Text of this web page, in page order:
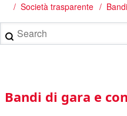
Briciole
di
pane
/ Società trasparente
Search
Main
navigation
Bandi di gara e